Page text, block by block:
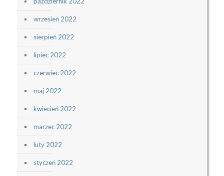
wrzesień 2022
sierpień 2022
lipiec 2022
czerwiec 2022
maj 2022
kwiecień 2022
marzec 2022
luty 2022
styczeń 2022